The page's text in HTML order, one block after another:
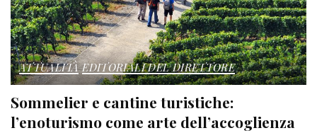
ATTUALITÀ EDITORIALI DEL DIRETTORE
Sommelier e cantine turistiche:
l’enoturismo come arte dell’accoglienza